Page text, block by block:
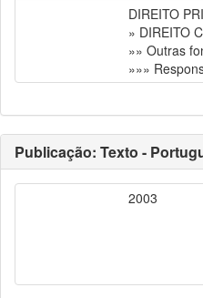
DIREITO
» DIREITO
»» Outras
»»»
Publicação: Texto -
2003